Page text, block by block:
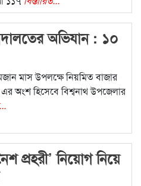
অভিযান : ১০
মাস উপলক্ষে নিয়মিত বাজার
এর অংশ হিসেবে বিশ্বনাথ উপজেলার
প্রহরী’ নিয়োগ নিয়ে